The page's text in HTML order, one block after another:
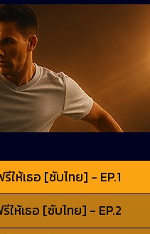
ห้เธอ [ซับไทย] - EP.1
ห้เธอ [ซับไทย] - EP.2